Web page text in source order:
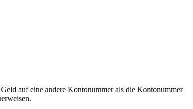
auf eine andere Kontonummer als die Kontonummer